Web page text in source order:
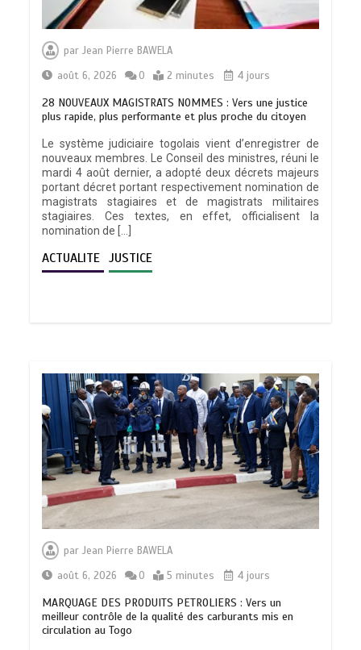
parJean Pierre BAWELA
août 6, 2026
0 2 minutes 4 jours
28 NOUVEAUX MAGISTRATS NOMMES : Vers une justice
plus rapide, plus performante et plus proche du citoyen
Le système judiciaire togolais vient d’enregistrer de
nouveaux membres. Le Conseil des ministres, réuni le
mardi 4 août dernier, a adopté deux décrets majeurs
portant décret portant respectivement nomination de
magistrats stagiaires et de magistrats militaires
stagiaires. Ces textes, en effet, officialisent la
nomination de […]
ACTUALITE JUSTICE
parJean Pierre BAWELA
août 6, 2026
0 5 minutes 4 jours
MARQUAGE DES PRODUITS PETROLIERS : Vers un
meilleur contrôle de la qualité des carburants mis en
circulation au Togo